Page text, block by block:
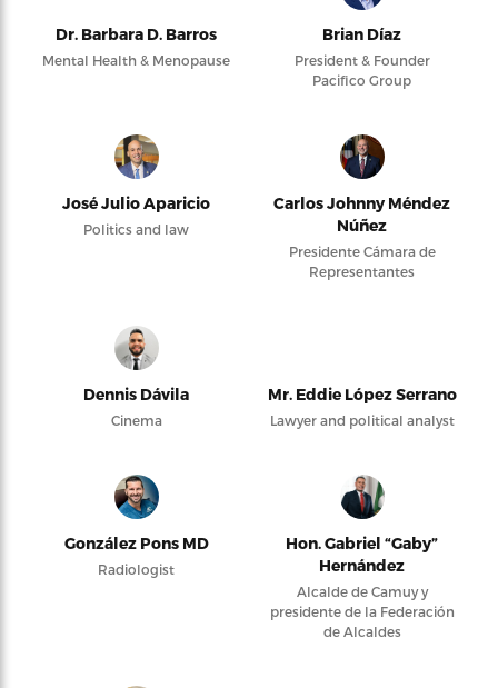
Dr. Barbara D. Barros
Mental Health & Menopause
Brian Díaz
President & Founder
Pacifico Group
José Julio Aparicio
Politics and law
Carlos Johnny Méndez
Núñez
Presidente Cámara de
Representantes
Dennis Dávila
Cinema
Mr. Eddie López Serrano
Lawyer and political analyst
González Pons MD
Radiologist
Hon. Gabriel “Gaby”
Hernández
Alcalde de Camuy y
presidente de la Federación
de Alcaldes